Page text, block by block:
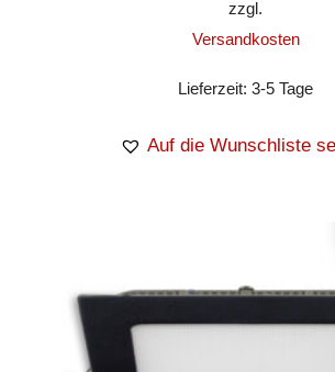
zzgl.
Versandkosten
Lieferzeit:3-5 Tage
Auf die Wunschliste